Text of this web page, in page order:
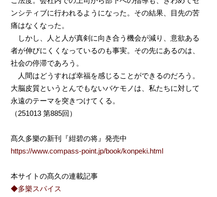
ンシティブに行われるようになった。その結果、目先の苦
痛はなくなった。
しかし、人と人が真剣に向き合う機会が減り、意欲ある
者が伸びにくくなっているのも事実。その先にあるのは、
社会の停滞であろう。
人間はどうすれば幸福を感じることができるのだろう。
大脳皮質というとんでもないバケモノは、私たちに対して
永遠のテーマを突きつけてくる。
（251013 第885回）
髙久多樂の新刊『紺碧の将』発売中
https://www.compass-point.jp/book/konpeki.html
本サイトの髙久の連載記事
◆多樂スパイス